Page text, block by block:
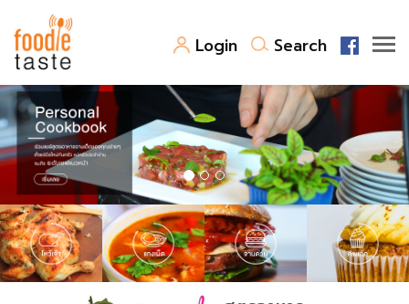
Login Search
สูตรอาหาร
สูตรอาหารล่าสุด
Top Foodie
พาไปชิม
สารพันก้นครัว
เคล็ดลับน่ารู้
FoodPedia